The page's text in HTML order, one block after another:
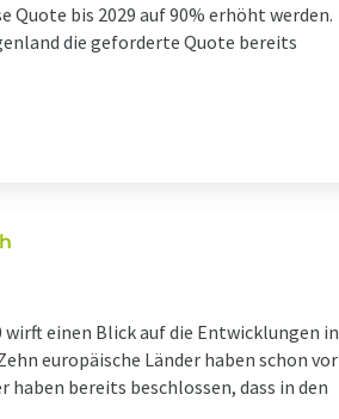
Quote bis 2029 auf 90% erhöht werden.
die geforderte Quote bereits
einen Blick auf die Entwicklungen in
europäische Länder haben schon vor
bereits beschlossen, dass in den